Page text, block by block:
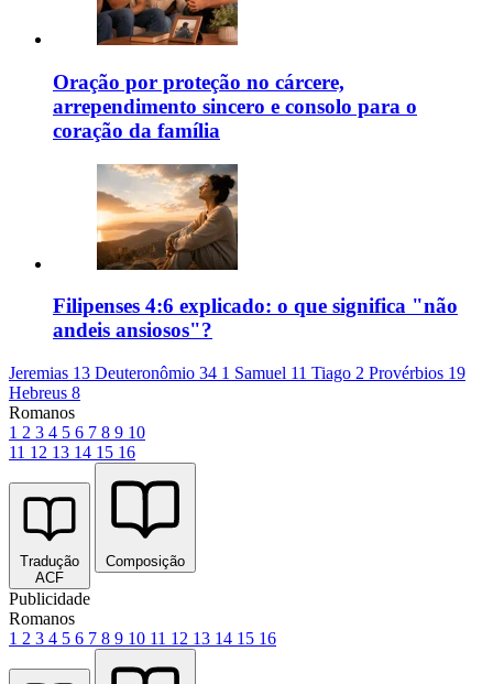
Oração por proteção no cárcere,
arrependimento sincero e consolo para o
coração da família
Filipenses 4:6 explicado: o que significa "não
andeis ansiosos"?
Jeremias 13 Deuteronômio 34 1 Samuel 11 Tiago 2 Provérbios 19
Hebreus 8
Romanos
1 2 3 4 5 6 7 8 9 10
11 12 13 14 15 16
Tradução
ACF
Composição
Publicidade
Romanos
1 2 3 4 5 6 7 8 9 10 11 12 13 14 15 16